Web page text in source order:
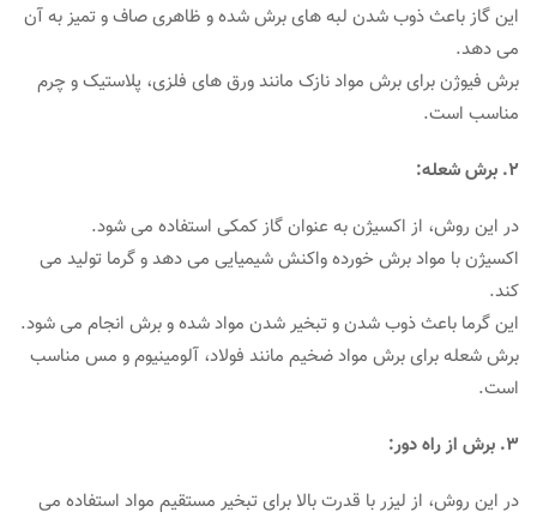
این گاز باعث ذوب شدن لبه های برش شده و ظاهری صاف و تمیز به آن
می دهد.
برش فیوژن برای برش مواد نازک مانند ورق های فلزی، پلاستیک و چرم
مناسب است.
2. برش شعله:
در این روش، از اکسیژن به عنوان گاز کمکی استفاده می شود.
اکسیژن با مواد برش خورده واکنش شیمیایی می دهد و گرما تولید می
کند.
این گرما باعث ذوب شدن و تبخیر شدن مواد شده و برش انجام می شود.
برش شعله برای برش مواد ضخیم مانند فولاد، آلومینیوم و مس مناسب
است.
3. برش از راه دور:
در این روش، از لیزر با قدرت بالا برای تبخیر مستقیم مواد استفاده می